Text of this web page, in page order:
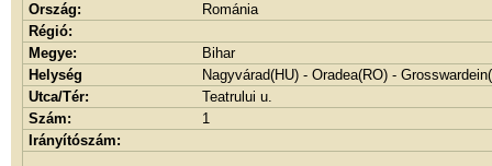
Ország:
Románia
Régió:
Megye:
Bihar
Helység
Nagyvárad(HU) - Oradea(RO) -
Utca/Tér:
Teatrului u.
Szám:
1
Irányítószám: